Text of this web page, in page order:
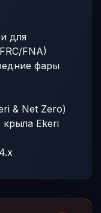
для
FNA)
фары
& Net Zero)
крыла Ekeri